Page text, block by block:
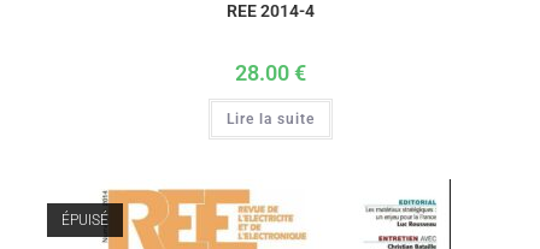
REE 2014-4
28.00€
Lire la suite
ÉPUISÉ